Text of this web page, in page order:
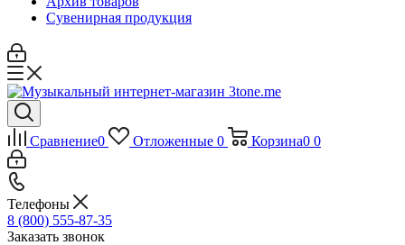
Сувенирная продукция
Сравнение0 Отложенные 0 Корзина0 0
Телефоны
8 (800) 555-87-35
Заказать звонок